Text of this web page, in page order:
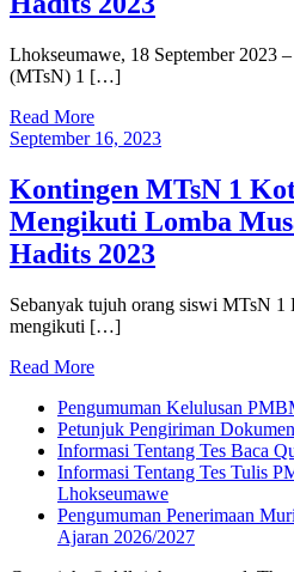
Lhokseumawe, 18 September 2023
(MTsN) 1 […]
Read More
September 16, 2023
Kontingen MTsN 1
Mengikuti Lomba
Hadits 2023
Sebanyak tujuh orang siswi MTsN 1
mengikuti […]
Read More
Pengumuman Kelulusan
Petunjuk Pengiriman
Informasi Tentang Tes Baca
Informasi Tentang Tes Tulis
Lhokseumawe
Pengumuman Penerimaan
Ajaran 2026/2027